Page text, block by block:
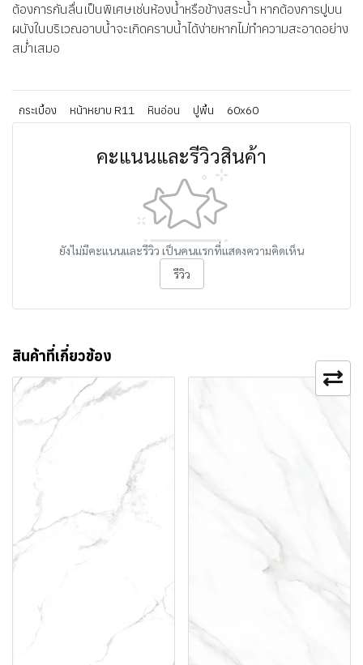
ต้องการกันลื่นเป็นพิเศษเช่นห้องน้ำหรือข้างสระน้ำ หากต้องการปูบน
ผนังในบริเวณอาบน้ำจะเกิดคราบน้ำได้ง่ายหากไม่ทำความสะอาดอย่าง
สม่ำเสมอ
กระเบื้อง หน้าหยาบ R11 หินอ่อน ปูพื้น 60x60
คะแนนและรีวิวสินค้า
ยังไม่มีคะแนนและรีวิว เป็นคนแรกที่แสดงความคิดเห็น
รีวิว
สินค้าที่เกี่ยวข้อง